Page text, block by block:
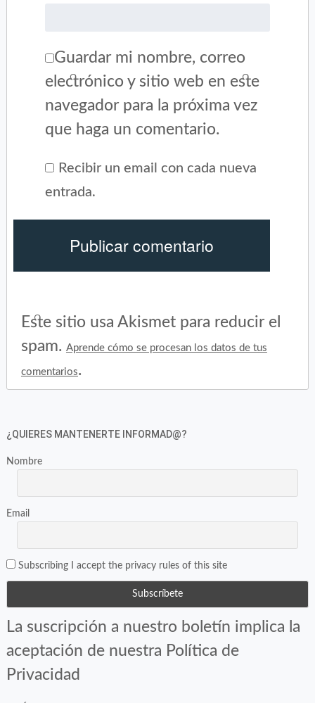
Guardar mi nombre, correo
electrónico y sitio web en este
navegador para la próxima vez
que haga un comentario.
Recibir un email con cada nueva
entrada.
Este sitio usa Akismet para reducir el
spam. Aprende cómo se procesan los datos de tus
comentarios.
¿QUIERES MANTENERTE INFORMAD@?
Nombre
Email
Subscribing I accept the privacy rules of this site
La suscripción a nuestro boletín implica la
aceptación de nuestra Política de
Privacidad